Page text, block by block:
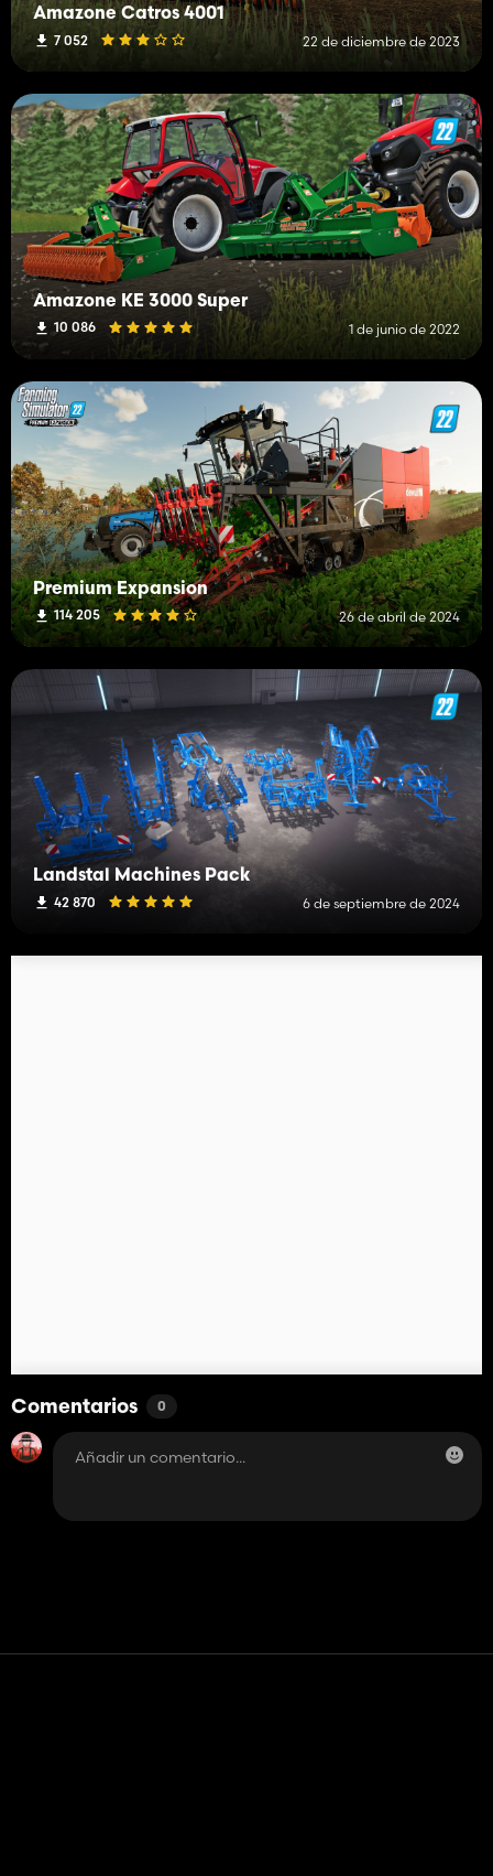
Amazone Catros 4001
7 052 22 de diciembre de 2023
Amazone KE 3000 Super
10 086 1 de junio de 2022
Premium Expansion
114 205 26 de abril de 2024
Landstal Machines Pack
42 870 6 de septiembre de 2024
Comentarios 0